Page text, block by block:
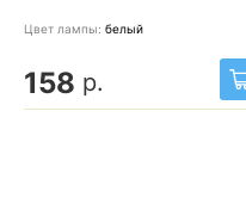
Цвет лампы: белый
158 р.